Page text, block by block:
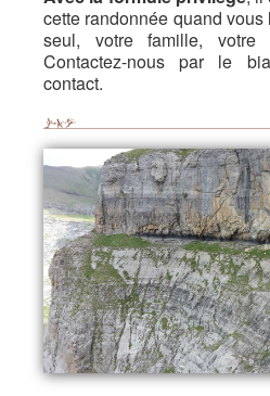
cette randonnée quand
seul, votre famille,
Contactez-nous par le
contact.